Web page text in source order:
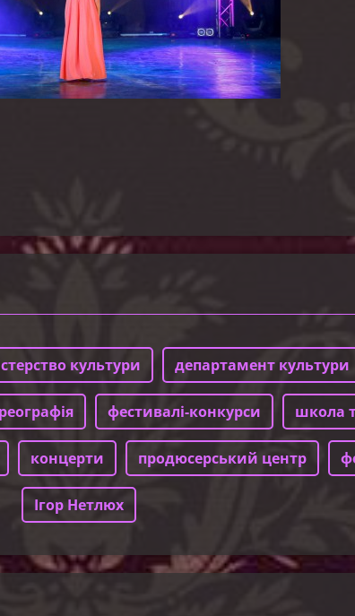
культури департамент культури
фестивалі-конкурси школа
концерти продюсерський центр
Ігор Нетлюх